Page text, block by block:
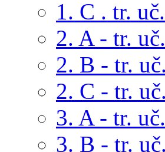
1. C . tr.
2. A - tr.
2. B - tr.
2. C - tr.
3. A - tr.
3. B - tr.